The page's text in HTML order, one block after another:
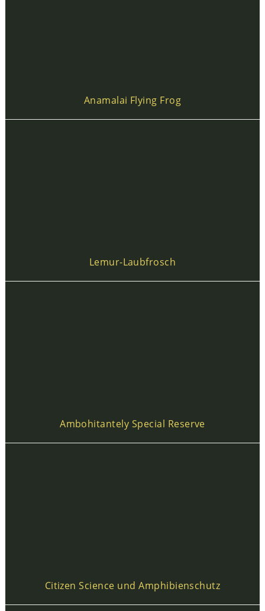
Anamalai Flying Frog
Lemur-Laubfrosch
Ambohitantely Special Reserve
Citizen Science und Amphibienschutz